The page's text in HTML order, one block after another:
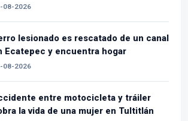
08-2026
lesionado es rescatado de un canal
Ecatepec y encuentra hogar
08-2026
entre motocicleta y tráiler
la vida de una mujer en Tultitlán